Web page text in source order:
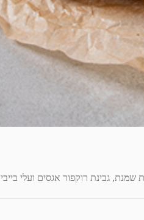
שמנת, גבינת רוקפור אגסים ועלי בייבי